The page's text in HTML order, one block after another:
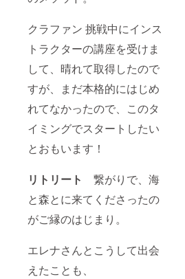
クラファン 挑戦中にインス
トラクターの講座を受けま
して、晴れて取得したので
すが、まだ本格的にはじめ
れてなかったので、このタ
イミングでスタートしたい
とおもいます！
リトリート
繋がりで、海
と森とに来てくださったの
がご縁のはじまり。
エレナさんとこうして出会
えたことも、